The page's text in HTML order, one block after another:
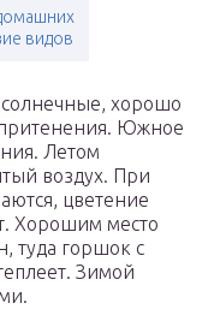
видов
хорошо
Южное
Летом
воздух. При
цветение
Хорошим место
туда горшок с
Зимой